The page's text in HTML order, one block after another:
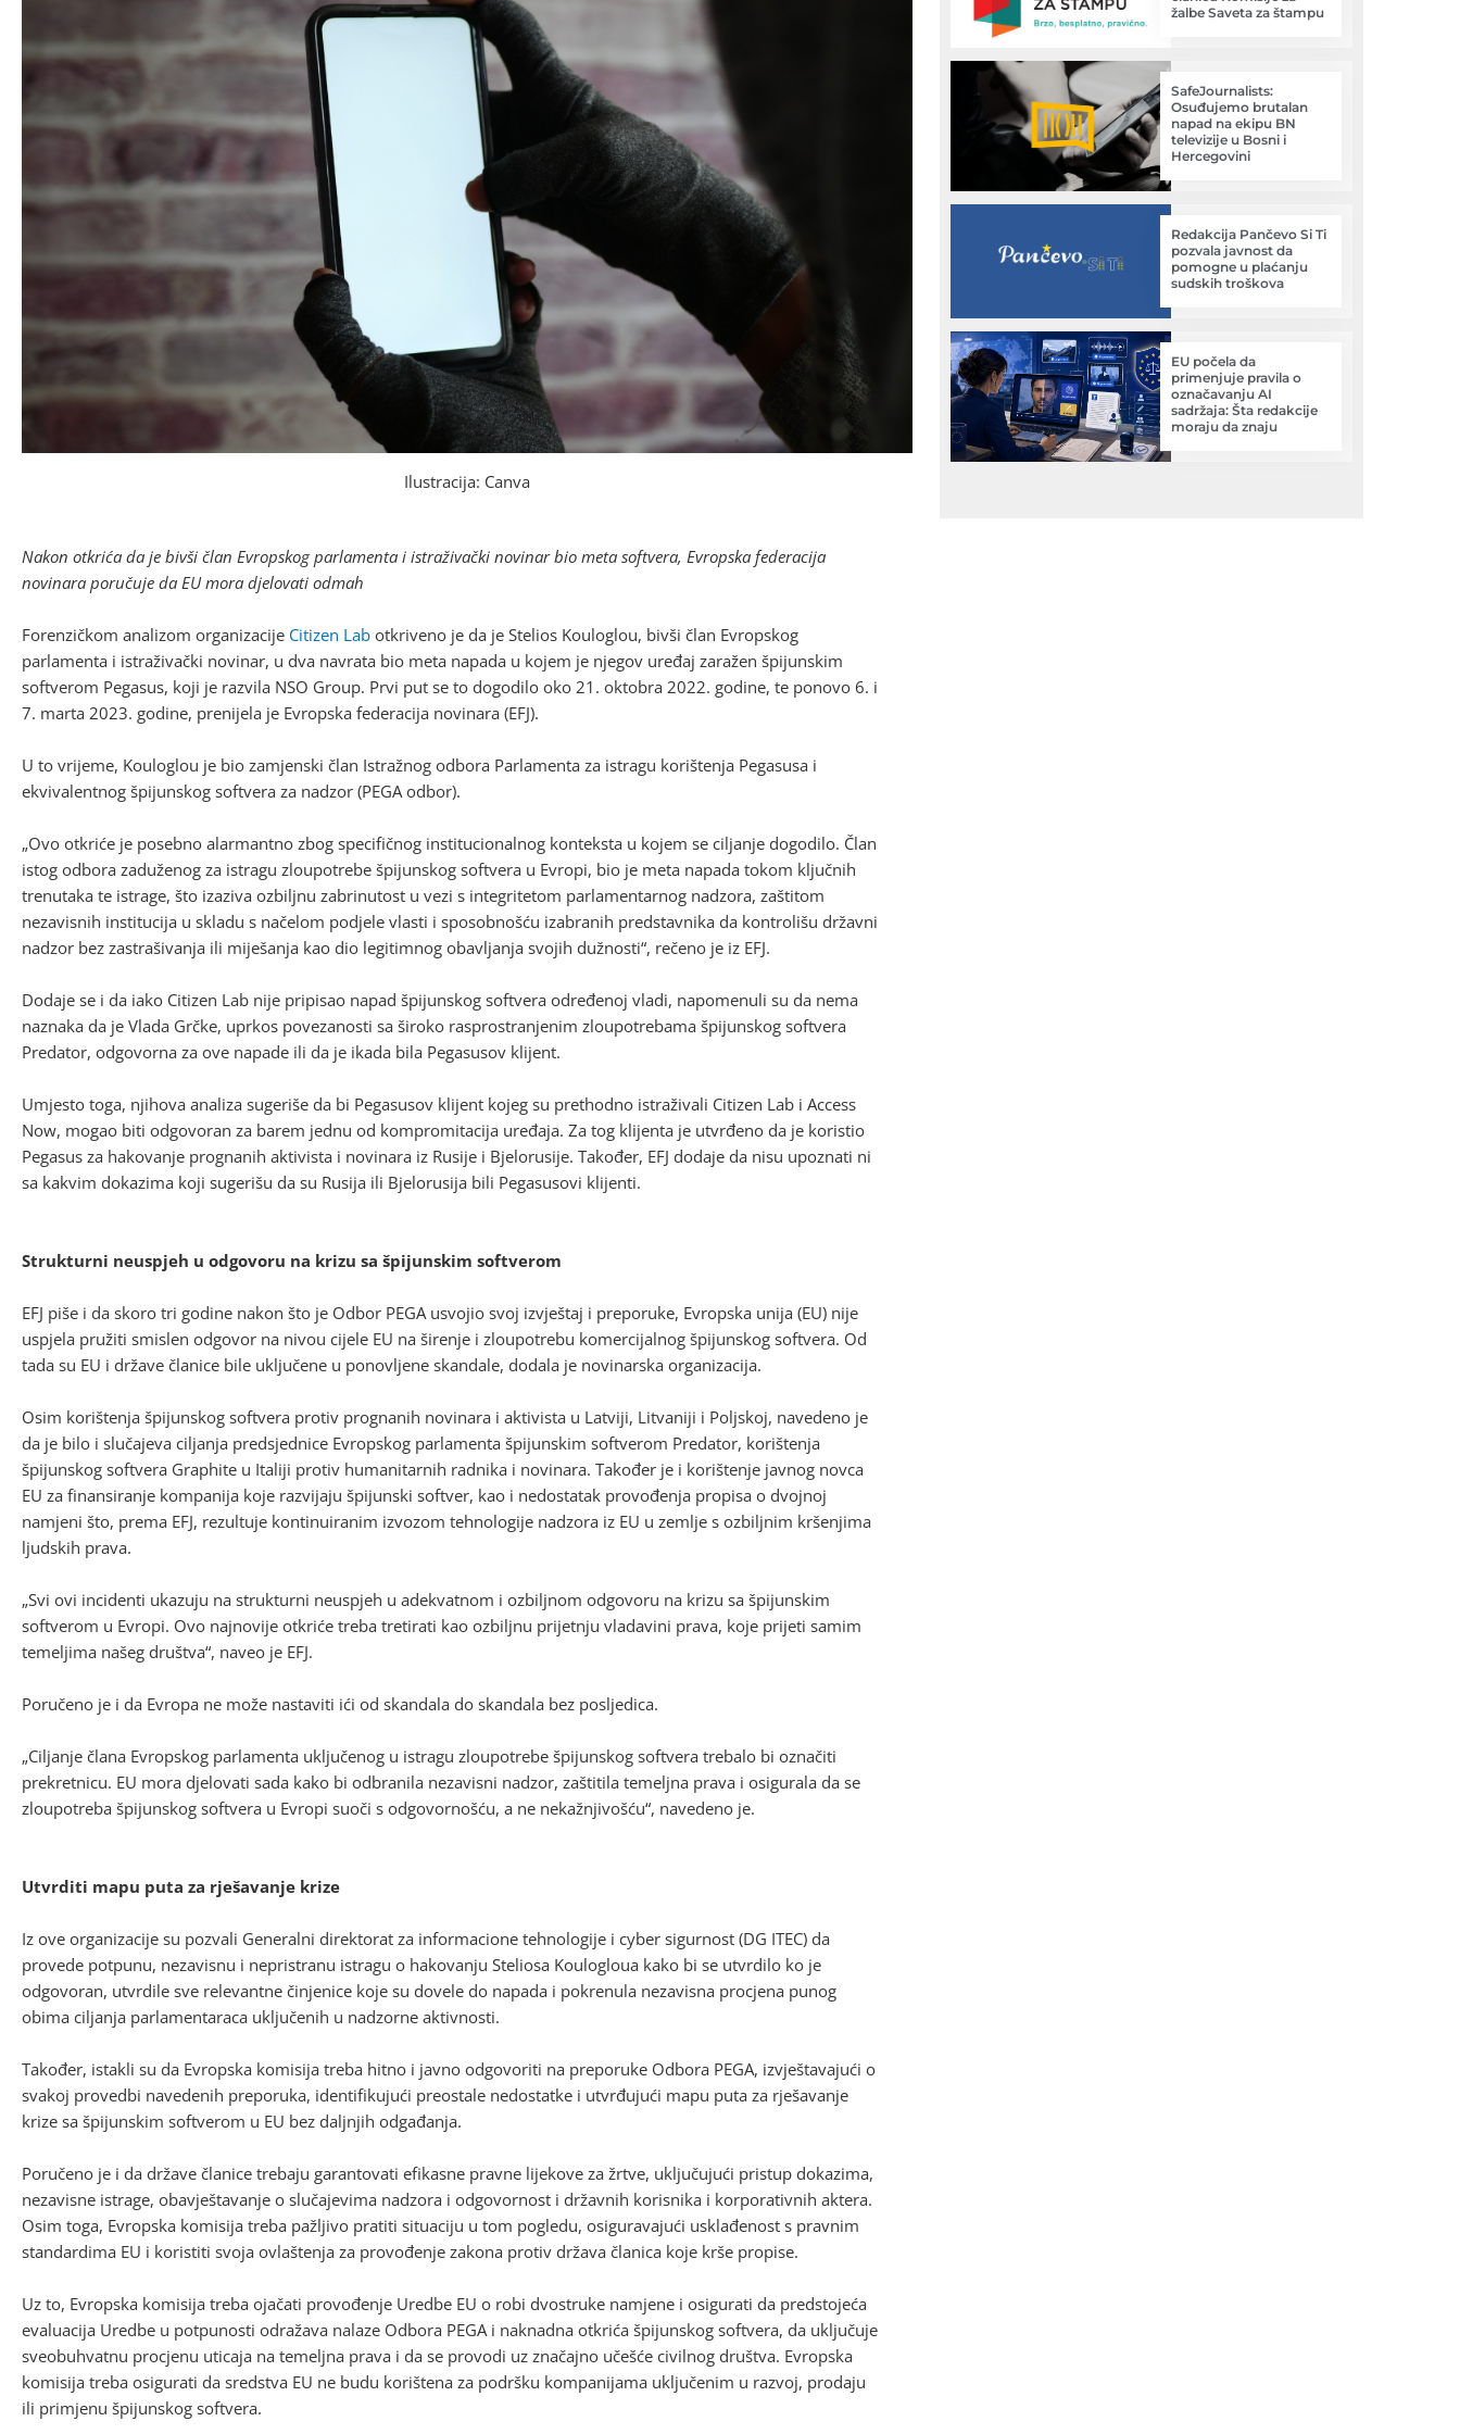
Ilustracija: Canva
Nakon otkrića da je bivši član Evropskog parlamenta i istraživački novinar bio meta softvera, Evropska federacija
novinara poručuje da EU mora djelovati odmah
Forenzičkom analizom organizacije Citizen Lab otkriveno je da je Stelios Kouloglou, bivši član Evropskog
parlamenta i istraživački novinar, u dva navrata bio meta napada u kojem je njegov uređaj zaražen špijunskim
softverom Pegasus, koji je razvila NSO Group. Prvi put se to dogodilo oko 21. oktobra 2022. godine, te ponovo 6. i
7. marta 2023. godine, prenijela je Evropska federacija novinara (EFJ).
U to vrijeme, Kouloglou je bio zamjenski član Istražnog odbora Parlamenta za istragu korištenja Pegasusa i
ekvivalentnog špijunskog softvera za nadzor (PEGA odbor).
„Ovo otkriće je posebno alarmantno zbog specifičnog institucionalnog konteksta u kojem se ciljanje dogodilo. Član
istog odbora zaduženog za istragu zloupotrebe špijunskog softvera u Evropi, bio je meta napada tokom ključnih
trenutaka te istrage, što izaziva ozbiljnu zabrinutost u vezi s integritetom parlamentarnog nadzora, zaštitom
nezavisnih institucija u skladu s načelom podjele vlasti i sposobnošću izabranih predstavnika da kontrolišu državni
nadzor bez zastrašivanja ili miješanja kao dio legitimnog obavljanja svojih dužnosti“, rečeno je iz EFJ.
Dodaje se i da iako Citizen Lab nije pripisao napad špijunskog softvera određenoj vladi, napomenuli su da nema
naznaka da je Vlada Grčke, uprkos povezanosti sa široko rasprostranjenim zloupotrebama špijunskog softvera
Predator, odgovorna za ove napade ili da je ikada bila Pegasusov klijent.
Umjesto toga, njihova analiza sugeriše da bi Pegasusov klijent kojeg su prethodno istraživali Citizen Lab i Access
Now, mogao biti odgovoran za barem jednu od kompromitacija uređaja. Za tog klijenta je utvrđeno da je koristio
Pegasus za hakovanje prognanih aktivista i novinara iz Rusije i Bjelorusije. Također, EFJ dodaje da nisu upoznati ni
sa kakvim dokazima koji sugerišu da su Rusija ili Bjelorusija bili Pegasusovi klijenti.
Strukturni neuspjeh u odgovoru na krizu sa špijunskim softverom
EFJ piše i da skoro tri godine nakon što je Odbor PEGA usvojio svoj izvještaj i preporuke, Evropska unija (EU) nije
uspjela pružiti smislen odgovor na nivou cijele EU na širenje i zloupotrebu komercijalnog špijunskog softvera. Od
tada su EU i države članice bile uključene u ponovljene skandale, dodala je novinarska organizacija.
Osim korištenja špijunskog softvera protiv prognanih novinara i aktivista u Latviji, Litvaniji i Poljskoj, navedeno je
da je bilo i slučajeva ciljanja predsjednice Evropskog parlamenta špijunskim softverom Predator, korištenja
špijunskog softvera Graphite u Italiji protiv humanitarnih radnika i novinara. Također je i korištenje javnog novca
EU za finansiranje kompanija koje razvijaju špijunski softver, kao i nedostatak provođenja propisa o dvojnoj
namjeni što, prema EFJ, rezultuje kontinuiranim izvozom tehnologije nadzora iz EU u zemlje s ozbiljnim kršenjima
ljudskih prava.
„Svi ovi incidenti ukazuju na strukturni neuspjeh u adekvatnom i ozbiljnom odgovoru na krizu sa špijunskim
softverom u Evropi. Ovo najnovije otkriće treba tretirati kao ozbiljnu prijetnju vladavini prava, koje prijeti samim
temeljima našeg društva“, naveo je EFJ.
Poručeno je i da Evropa ne može nastaviti ići od skandala do skandala bez posljedica.
„Ciljanje člana Evropskog parlamenta uključenog u istragu zloupotrebe špijunskog softvera trebalo bi označiti
prekretnicu. EU mora djelovati sada kako bi odbranila nezavisni nadzor, zaštitila temeljna prava i osigurala da se
zloupotreba špijunskog softvera u Evropi suoči s odgovornošću, a ne nekažnjivošću“, navedeno je.
Utvrditi mapu puta za rješavanje krize
Iz ove organizacije su pozvali Generalni direktorat za informacione tehnologije i cyber sigurnost (DG ITEC) da
provede potpunu, nezavisnu i nepristranu istragu o hakovanju Steliosa Koulogloua kako bi se utvrdilo ko je
odgovoran, utvrdile sve relevantne činjenice koje su dovele do napada i pokrenula nezavisna procjena punog
obima ciljanja parlamentaraca uključenih u nadzorne aktivnosti.
Također, istakli su da Evropska komisija treba hitno i javno odgovoriti na preporuke Odbora PEGA, izvještavajući o
svakoj provedbi navedenih preporuka, identifikujući preostale nedostatke i utvrđujući mapu puta za rješavanje
krize sa špijunskim softverom u EU bez daljnjih odgađanja.
Poručeno je i da države članice trebaju garantovati efikasne pravne lijekove za žrtve, uključujući pristup dokazima,
nezavisne istrage, obavještavanje o slučajevima nadzora i odgovornost i državnih korisnika i korporativnih aktera.
Osim toga, Evropska komisija treba pažljivo pratiti situaciju u tom pogledu, osiguravajući usklađenost s pravnim
standardima EU i koristiti svoja ovlaštenja za provođenje zakona protiv država članica koje krše propise.
Uz to, Evropska komisija treba ojačati provođenje Uredbe EU o robi dvostruke namjene i osigurati da predstojeća
evaluacija Uredbe u potpunosti odražava nalaze Odbora PEGA i naknadna otkrića špijunskog softvera, da uključuje
sveobuhvatnu procjenu uticaja na temeljna prava i da se provodi uz značajno učešće civilnog društva. Evropska
komisija treba osigurati da sredstva EU ne budu korištena za podršku kompanijama uključenim u razvoj, prodaju
ili primjenu špijunskog softvera.
žalbe Saveta za štampu
SafeJournalists:
Osuđujemo brutalan
napad na ekipu BN
televizije u Bosni i
Hercegovini
Redakcija Pančevo Si Ti
pozvala javnost da
pomogne u plaćanju
sudskih troškova
EU počela da
primenjuje pravila o
označavanju AI
sadržaja: Šta redakcije
moraju da znaju